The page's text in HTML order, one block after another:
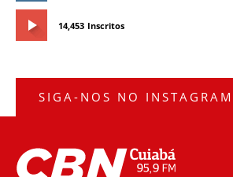
14,453 Inscritos
SIGA-NOS NO INSTAGRAM